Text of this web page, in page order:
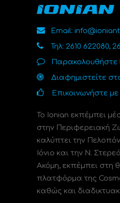
Email:
Τηλ: 2610 622080,
Παρακολουθήστε
Διαφημιστείτε
Επικοινωνήστε
Το Ionian εκπέμπει
στην Περιφερειακή
καλύπτει την
Ιόνιο και την Ν.
Ακόμη, εκπέμπει στη
πλατφόρμα της
καθώς και